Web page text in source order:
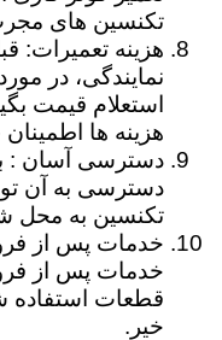
تکنسین های
هزینه تعمیرات:
نمایندگی، در
استعلام قیمت
هزینه ها
دسترسی آسان :
دسترسی به آن
تکنسین به محل
خدمات پس از
خدمات پس از
قطعات استفاده
خیر.